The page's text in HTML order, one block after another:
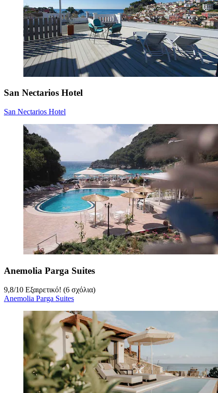
San Nectarios Hotel
San Nectarios Hotel
Anemolia Parga Suites
9,8/10 Εξαιρετικό! (6 σχόλια)
Anemolia Parga Suites